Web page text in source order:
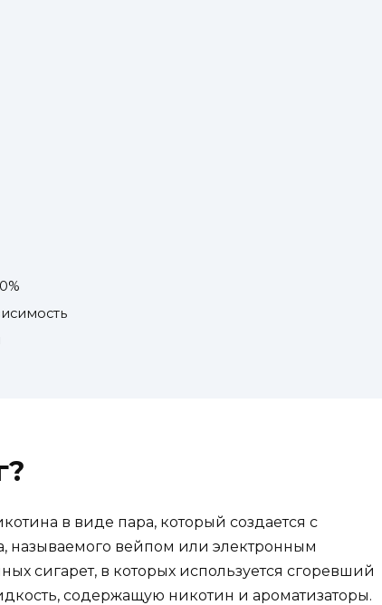
в виде пара, который создается с
называемого вейпом или электронным
сигарет, в которых используется сгоревший
содержащую никотин и ароматизаторы.